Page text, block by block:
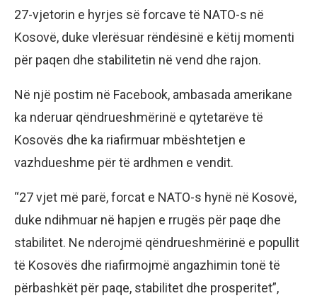
27-vjetorin e hyrjes së forcave të NATO-s në
Kosovë, duke vlerësuar rëndësinë e këtij momenti
për paqen dhe stabilitetin në vend dhe rajon.
Në një postim në Facebook, ambasada amerikane
ka nderuar qëndrueshmërinë e qytetarëve të
Kosovës dhe ka riafirmuar mbështetjen e
vazhdueshme për të ardhmen e vendit.
“27 vjet më parë, forcat e NATO-s hynë në Kosovë,
duke ndihmuar në hapjen e rrugës për paqe dhe
stabilitet. Ne nderojmë qëndrueshmërinë e popullit
të Kosovës dhe riafirmojmë angazhimin tonë të
përbashkët për paqe, stabilitet dhe prosperitet”,